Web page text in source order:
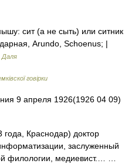
сит (а не сыть) или ситник
Arundo, Schoenus; |
Даля
говірки
9 апреля 1926(1926 04 09)
Краснодар) доктор
заслуженный
филологии, медиевист.… …